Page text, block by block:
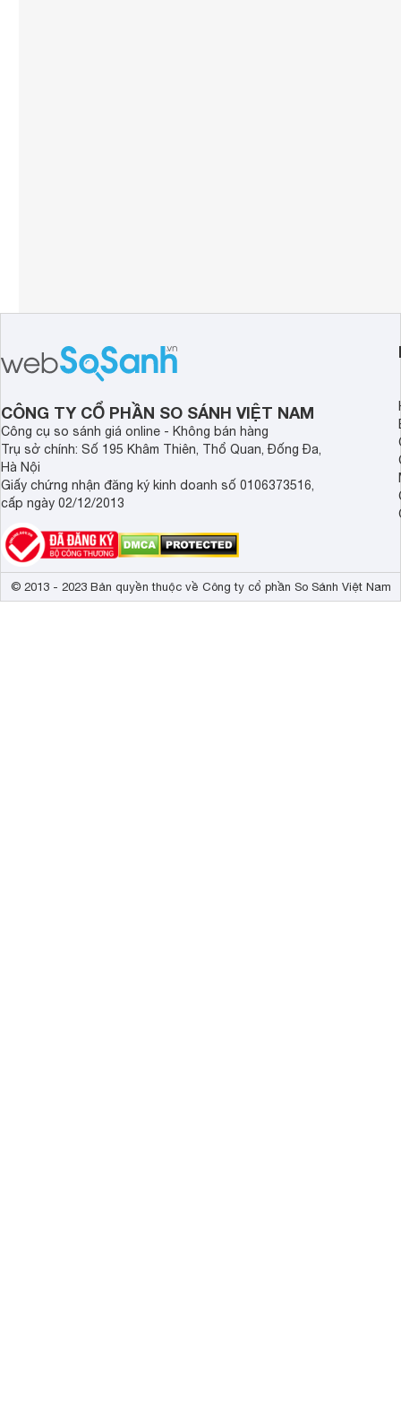
CÔNG TY CỔ PHẦN SO SÁNH VIỆT NAM
Công cụ so sánh giá online - Không bán hàng
Trụ sở chính: Số 195 Khâm Thiên, Thổ Quan, Đống Đa,
Hà Nội
Giấy chứng nhận đăng ký kinh doanh số 0106373516,
cấp ngày 02/12/2013
© 2013 - 2023 Bản quyền thuộc về Công ty cổ phần So Sánh Việt Nam